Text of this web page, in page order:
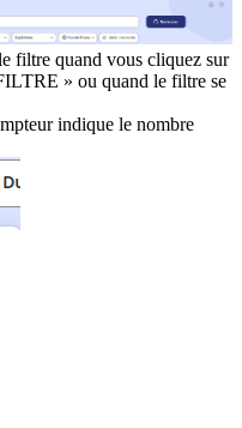
filtre quand vous cliquez sur
» ou quand le filtre se
indique le nombre